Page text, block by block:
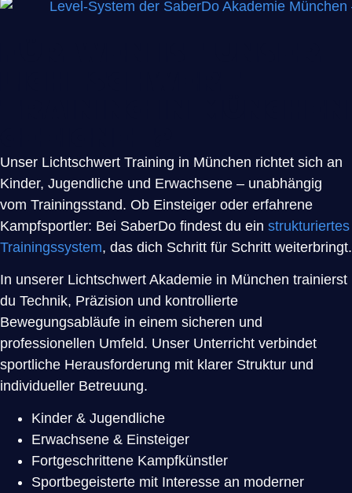
Unser Lichtschwert Training in München richtet sich an
Kinder, Jugendliche und Erwachsene – unabhängig
vom Trainingsstand. Ob Einsteiger oder erfahrene
Kampfsportler: Bei SaberDo findest du ein strukturiertes
Trainingssystem, das dich Schritt für Schritt weiterbringt.
In unserer Lichtschwert Akademie in München trainierst
du Technik, Präzision und kontrollierte
Bewegungsabläufe in einem sicheren und
professionellen Umfeld. Unser Unterricht verbindet
sportliche Herausforderung mit klarer Struktur und
individueller Betreuung.
Kinder & Jugendliche
Erwachsene & Einsteiger
Fortgeschrittene Kampfkünstler
Sportbegeisterte mit Interesse an moderner